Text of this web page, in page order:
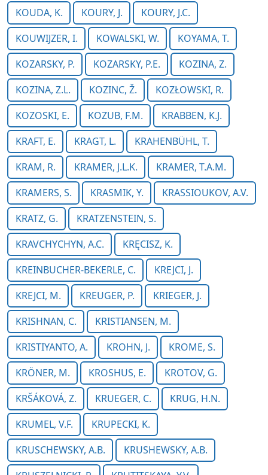
KOUDA, K.
KOURY, J.
KOURY, J.C.
KOUWIJZER, I.
KOWALSKI, W.
KOYAMA, T.
KOZARSKY, P.
KOZARSKY, P.E.
KOZINA, Z.
KOZINA, Z.L.
KOZINC, Ž.
KOZŁOWSKI, R.
KOZOSKI, E.
KOZUB, F.M.
KRABBEN, K.J.
KRAFT, E.
KRAGT, L.
KRAHENBÜHL, T.
KRAM, R.
KRAMER, J.L.K.
KRAMER, T.A.M.
KRAMERS, S.
KRASMIK, Y.
KRASSIOUKOV, A.V.
KRATZ, G.
KRATZENSTEIN, S.
KRAVCHYCHYN, A.C.
KRĘCISZ, K.
KREINBUCHER-BEKERLE, C.
KREJCI, J.
KREJCI, M.
KREUGER, P.
KRIEGER, J.
KRISHNAN, C.
KRISTIANSEN, M.
KRISTIYANTO, A.
KROHN, J.
KROME, S.
KRÖNER, M.
KROSHUS, E.
KROTOV, G.
KRŠÁKOVÁ, Z.
KRUEGER, C.
KRUG, H.N.
KRUMEL, V.F.
KRUPECKI, K.
KRUSCHEWSKY, A.B.
KRUSHEWSKY, A.B.